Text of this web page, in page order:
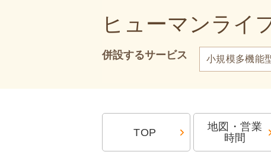
ヒューマンライ
併設するサービス 小規模多機能
TOP
地図・営業
時間